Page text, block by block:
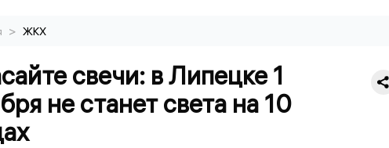
> ЖКХ
свечи: в Липецке 1
не станет света на 10